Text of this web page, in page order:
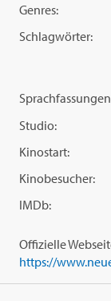
einen
ihm, die
Parkett auf die
Rhythmen und
tanzbaren
Verantwortung
Genres:
Schlagwörter:
Studio:
Kinostart:
Kinobesucher:
IMDb:
Offizielle